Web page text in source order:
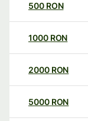
500 RON
1000 RON
2000 RON
5000 RON